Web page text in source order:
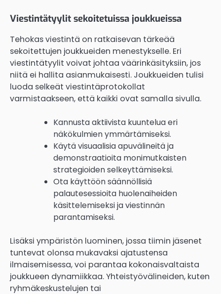
Viestintätyylit sekoitetuissa joukkueissa
Tehokas viestintä on ratkaisevan tärkeää
sekoitettujen joukkueiden menestykselle. Eri
viestintätyylit voivat johtaa väärinkäsityksiin, jos
niitä ei hallita asianmukaisesti. Joukkueiden tulisi
luoda selkeät viestintäprotokollat
varmistaakseen, että kaikki ovat samalla sivulla.
Kannusta aktiivista kuuntelua eri
näkökulmien ymmärtämiseksi.
Käytä visuaalisia apuvälineitä ja
demonstraatioita monimutkaisten
strategioiden selkeyttämiseksi.
Ota käyttöön säännöllisiä
palautesessioita huolenaiheiden
käsittelemiseksi ja viestinnän
parantamiseksi.
Lisäksi ympäristön luominen, jossa tiimin jäsenet
tuntevat olonsa mukavaksi ajatustensa
ilmaisemisessa, voi parantaa kokonaisvaltaista
joukkueen dynamiikkaa. Yhteistyövälineiden, kuten
ryhmäkeskustelujen tai